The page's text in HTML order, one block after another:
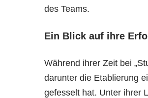
des Teams.
Ein Blick auf ihre
Während ihrer Zeit bei
darunter die Etablierung
gefesselt hat. Unter ihrer